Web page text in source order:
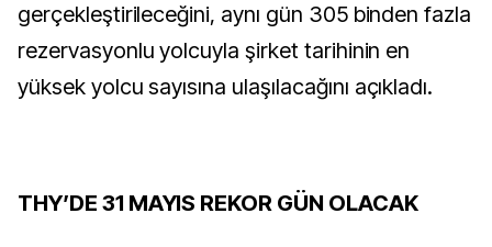
gerçekleştirileceğini, aynı gün 305 binden fazla
rezervasyonlu yolcuyla şirket tarihinin en
yüksek yolcu sayısına ulaşılacağını açıkladı.
THY’DE 31 MAYIS REKOR GÜN OLACAK